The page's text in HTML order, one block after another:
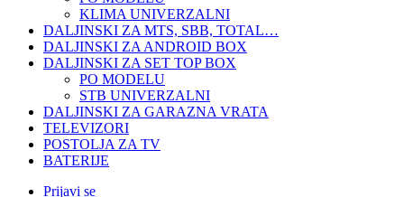
KLIMA UNIVERZALNI
DALJINSKI ZA MTS, SBB, TOTAL…
DALJINSKI ZA ANDROID BOX
DALJINSKI ZA SET TOP BOX
PO MODELU
STB UNIVERZALNI
DALJINSKI ZA GARAZNA VRATA
TELEVIZORI
POSTOLJA ZA TV
BATERIJE
Prijavi se